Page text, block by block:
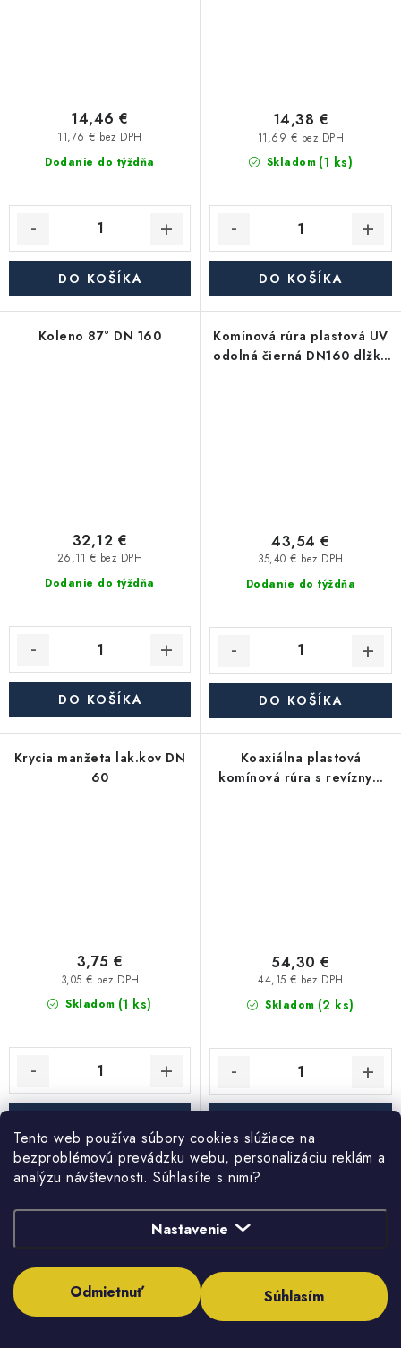
Tento web používa súbory cookies slúžiace na
bezproblémovú prevádzku webu, personalizáciu reklám a
analýzu návštevnosti. Súhlasíte s nimi?
Nastavenie
Odmietnuť Súhlasím
Dodanie do týždňa
11,76 € bez DPH
14,46 €
DO KOŠÍKA
Skladom (1 ks)
11,69 € bez DPH
14,38 €
DO KOŠÍKA
Koleno 87° DN 160
Dodanie do týždňa
26,11 € bez DPH
32,12 €
DO KOŠÍKA
Komínová rúra plastová UV
odolná čierná DN160 dlžka
Dodanie do týždňa
35,40 € bez DPH
43,54 €
DO KOŠÍKA
Krycia manžeta lak.kov DN
60
Skladom (1 ks)
3,05 € bez DPH
3,75 €
Koaxiálna plastová
komínová rúra s revíznym
Skladom (2 ks)
44,15 € bez DPH
54,30 €
Redukcia DN80/60dn
Rúra - predlženie 250 mm